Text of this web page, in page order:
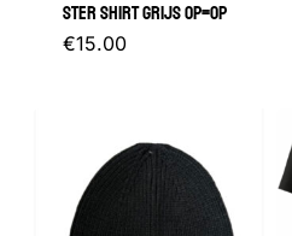
STER SHIRT GRIJS OP=OP
€15.00
meerdere
variaties.